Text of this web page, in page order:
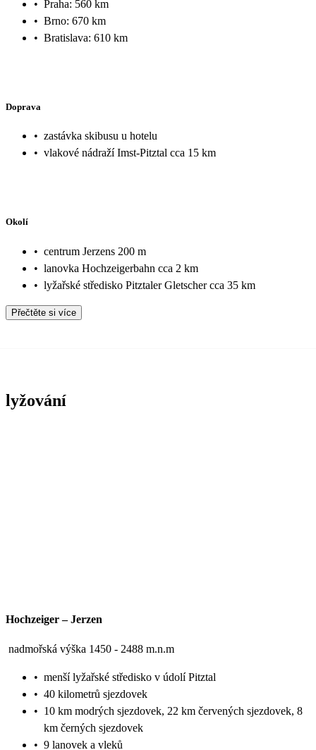
• Praha: 560 km
• Brno: 670 km
• Bratislava: 610 km
Doprava
• zastávka skibusu u hotelu
• vlakové nádraží Imst-Pitztal cca 15 km
Okolí
• centrum Jerzens 200 m
• lanovka Hochzeigerbahn cca 2 km
• lyžařské středisko Pitztaler Gletscher cca 35 km
Přečtěte si více
lyžování
Hochzeiger – Jerzen
nadmořská výška 1450 - 2488 m.n.m
• menší lyžařské středisko v údolí Pitztal
• 40 kilometrů sjezdovek
• 10 km modrých sjezdovek, 22 km červených sjezdovek, 8
km černých sjezdovek
• 9 lanovek a vleků